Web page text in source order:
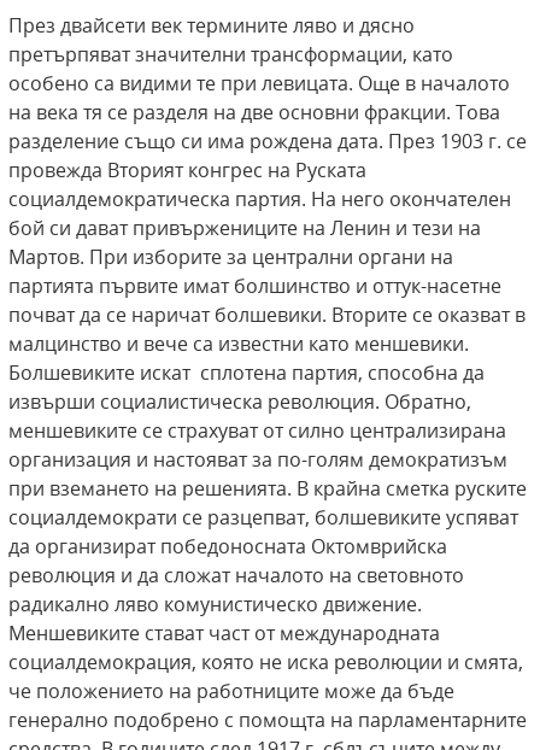
През двайсети век термините ляво и дясно
претърпяват значителни трансформации, като
особено са видими те при левицата. Още в началото
на века тя се разделя на две основни фракции. Това
разделение също си има рождена дата. През 1903 г. се
провежда Вторият конгрес на Руската
социалдемократическа партия. На него окончателен
бой си дават привържениците на Ленин и тези на
Мартов. При изборите за централни органи на
партията първите имат болшинство и оттук-насетне
почват да се наричат болшевики. Вторите се оказват в
малцинство и вече са известни като меншевики.
Болшевиките искат сплотена партия, способна да
извърши социалистическа революция. Обратно,
меншевиките се страхуват от силно централизирана
организация и настояват за по-голям демократизъм
при вземането на решенията. В крайна сметка руските
социалдемократи се разцепват, болшевиките успяват
да организират победоносната Октомврийска
революция и да сложат началото на световното
радикално ляво комунистическо движение.
Меншевиките стават част от международната
социалдемокрация, която не иска революции и смята,
че положението на работниците може да бъде
генерално подобрено с помощта на парламентарните